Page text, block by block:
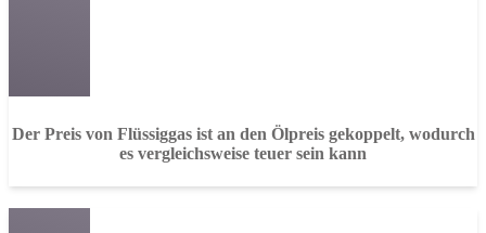
Der Preis von Flüssiggas ist an den Ölpreis gekoppelt, wodurch
es vergleichsweise teuer sein kann